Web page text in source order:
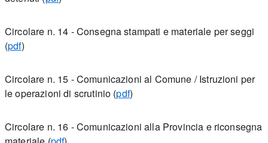
Circolare n. 14 - Consegna stampati e materiale per seggi
(pdf)
Circolare n. 15 - Comunicazioni al Comune / Istruzioni per
le operazioni di scrutinio (pdf)
Circolare n. 16 - Comunicazioni alla Provincia e riconsegna